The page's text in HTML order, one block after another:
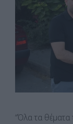
“Όλα τα